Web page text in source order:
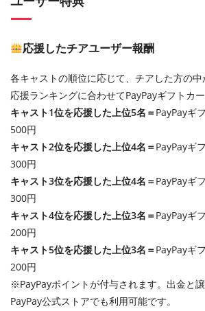
応援したチアユーザー報酬
各キャストの順位に応じて、チアした方の
応援ランキングに合わせてPayPayギフトカ
キャスト1位を応援した上位5名＝PayPayギ
500円
キャスト2位を応援した上位4名＝PayPayギ
300円
キャスト3位を応援した上位4名＝PayPayギ
300円
キャスト4位を応援した上位3名＝PayPayギ
200円
キャスト5位を応援した上位3名＝PayPayギ
200円
※PayPayポイントが付与されます。出金と譲
PayPay公式ストアでも利用可能です。